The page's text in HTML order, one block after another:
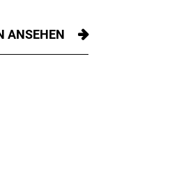
ANSEHEN